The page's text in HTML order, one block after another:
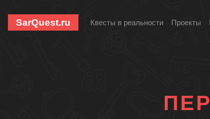
SarQuest.ru Квесты в реальности Проекты